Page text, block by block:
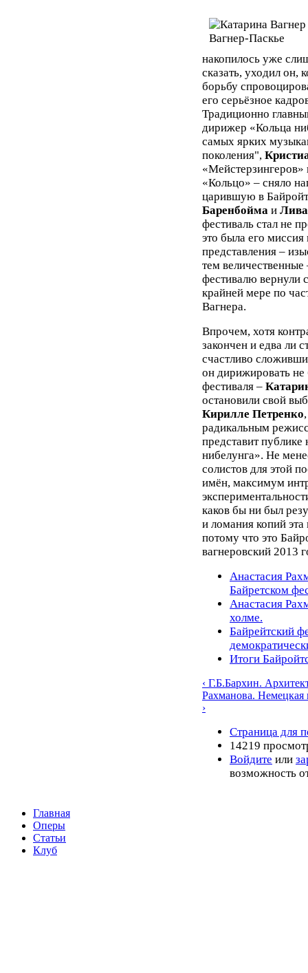
накопилось уже
сказать, уходил он,
борьбу
его серьёзное
Традиционно
дирижер «Кольца
самых ярких
поколения",
«Мейстерзингеров»
«Кольцо» – сняло
царившую в
Баренбойма и
фестиваль стал не
это была его
представления –
тем величественные
фестивалю вернули
крайней мере по
Вагнера.
Впрочем, хотя
закончен и едва ли
счастливо
он дирижировать
фестиваля –
остановили свой
Кирилле Петренко
радикальным
представит
нибелунга». Не
солистов для этой
имён, максимум
каков бы ни был
и ломания копий
потому что это
вагнеровский 2013
Анастасия
Байретском
Анастасия
холме.
Байрейтский
Итоги
‹ Г.Б.Бархин.
Рахманова. Немецкая
›
Страница для
14219
Войдите или
возможность
Главная
Оперы
Статьи
Клуб